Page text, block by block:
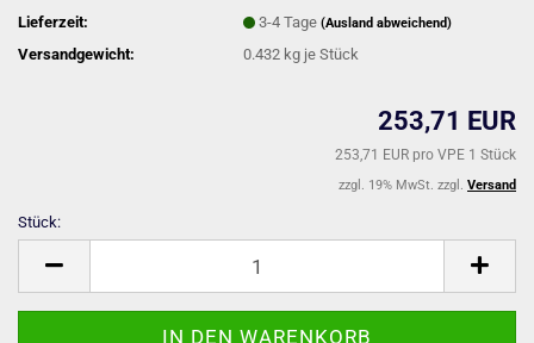
Lieferzeit:
3-4 Tage(Ausland abweichend)
Versandgewicht: 0.432 kg je Stück
253,71 EUR
253,71 EUR pro VPE 1 Stück
zzgl. 19% MwSt. zzgl. Versand
Stück: